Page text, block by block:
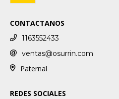
CONTACTANOS
1163552433
ventas@osurrin.com
Paternal
REDES SOCIALES